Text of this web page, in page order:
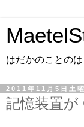
はだかのことの
2011年11月5日土曜
記憶装置が